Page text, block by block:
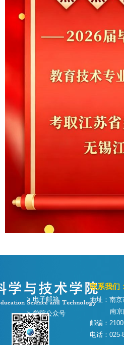
联系我们：
地址：南
南京邮
邮编：
电话：025-
> 电子邮箱
> 学院公众号